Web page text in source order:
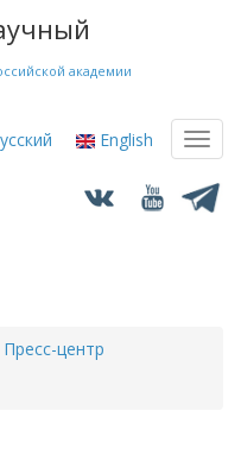
академии
English
Пресс-центр